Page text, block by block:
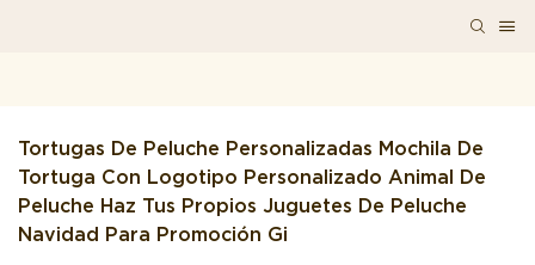
Tortugas De Peluche Personalizadas Mochila De
Tortuga Con Logotipo Personalizado Animal De
Peluche Haz Tus Propios Juguetes De Peluche
Navidad Para Promoción Gi